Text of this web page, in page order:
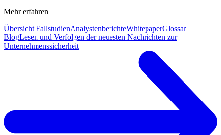
Mehr erfahren
Übersicht FallstudienAnalystenberichteWhitepaperGlossar
BlogLesen und Verfolgen der neuesten Nachrichten zur
Unternehmenssicherheit